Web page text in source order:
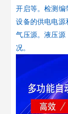
开启等。检测编
设备的供电电源
气压源。液压源
况。